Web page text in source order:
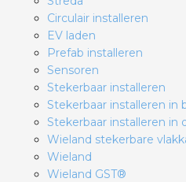
Circulair installeren
EV laden
Prefab installeren
Sensoren
Stekerbaar installeren
Stekerbaar installeren in
Stekerbaar installeren in
Wieland stekerbare
Wieland
Wieland GST®